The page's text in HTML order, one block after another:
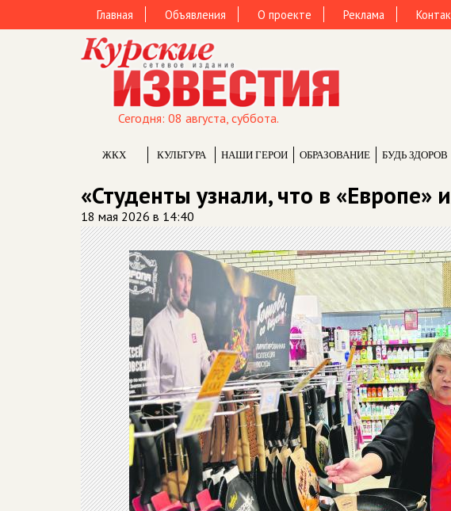
Главная Объявления О проекте Реклама
Сегодня: 08 августа, суббота.
ЖКХ КУЛЬТУРА НАШИ ГЕРОИ ОБРАЗОВАНИЕ БУДЬ ЗДОРОВ
«Студенты узнали, что в
18 мая 2026 в 14:40